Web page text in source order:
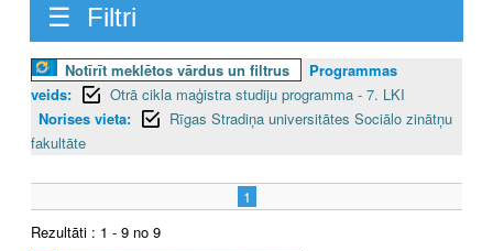
☰ Filtri
Notīrīt meklētos vārdus un filtrus
Programmas
veids:
Otrā cikla maģistra studiju programma - 7. LKI
Norises vieta:
Rīgas Stradiņa universitātes Sociālo zinātņu
fakultāte
1
Rezultāti : 1 - 9 no 9